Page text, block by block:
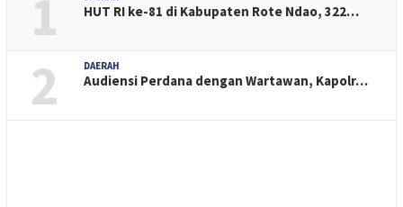
1 HUT RI ke-81 di Kabupaten Rote Ndao, 322…
2 DAERAH
Audiensi Perdana dengan Wartawan, Kapolr…